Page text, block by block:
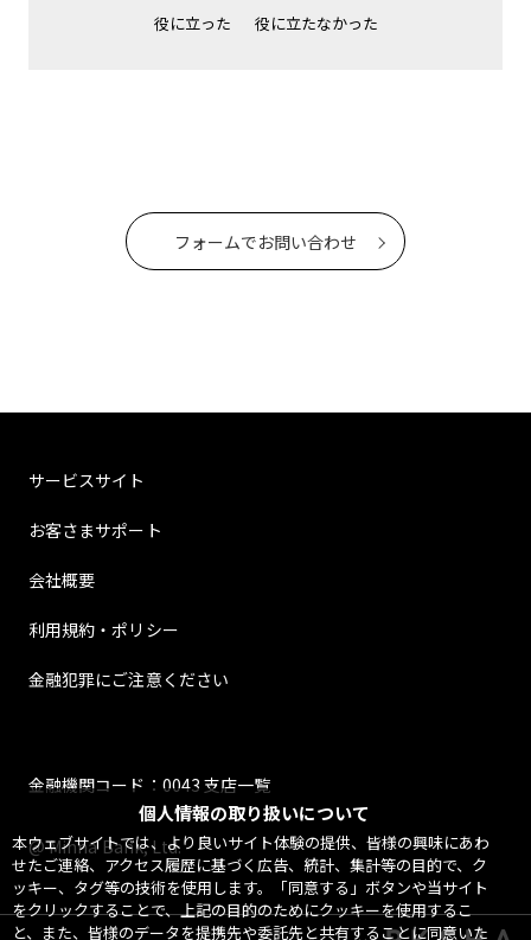
個人情報の取り扱いについて
本ウェブサイトでは、より良いサイト体験の提供、皆様の興味にあわ
せたご連絡、アクセス履歴に基づく広告、統計、集計等の目的で、ク
ッキー、タグ等の技術を使用します。「同意する」ボタンや当サイト
をクリックすることで、上記の目的のためにクッキーを使用するこ
と、また、皆様のデータを提携先や委託先と共有することに同意いた
役に立った 役に立たなかった
フォームでお問い合わせ
サービスサイト
お客さまサポート
会社概要
利用規約・ポリシー
金融犯罪にご注意ください
金融機関コード：0043 支店一覧
@ Minna Bank, Ltd.